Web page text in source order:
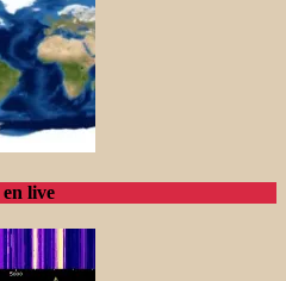
live